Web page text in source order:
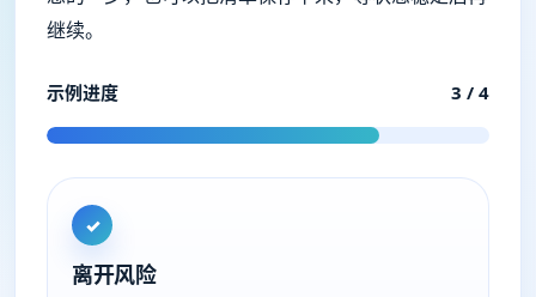
继续。
示例进度 3 / 4
✓
离开风险